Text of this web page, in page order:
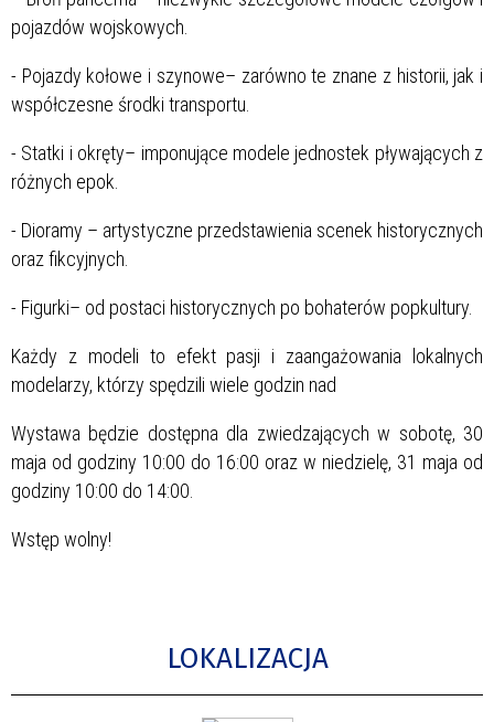
pojazdów wojskowych.
- Pojazdy kołowe i szynowe– zarówno te znane z historii, jak i
współczesne środki transportu.
- Statki i okręty– imponujące modele jednostek pływających z
różnych epok.
- Dioramy – artystyczne przedstawienia scenek historycznych
oraz fikcyjnych.
- Figurki– od postaci historycznych po bohaterów popkultury.
Każdy z modeli to efekt pasji i zaangażowania lokalnych
modelarzy, którzy spędzili wiele godzin nad
Wystawa będzie dostępna dla zwiedzających w sobotę, 30
maja od godziny 10:00 do 16:00 oraz w niedzielę, 31 maja od
godziny 10:00 do 14:00.
Wstęp wolny!
LOKALIZACJA